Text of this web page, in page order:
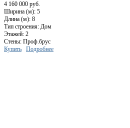
4 160 000 руб.
Ширина (м): 5
Длина (м): 8
Тип строения: Дом
Этажей: 2
Стены: Проф.брус
Купить
Подробнее